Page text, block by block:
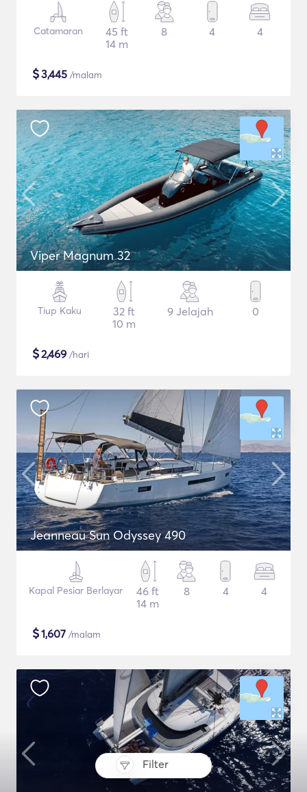
Filter
Catamaran
45 ft
14 m
8 4 4
$3,445 /malam
Viper Magnum 32
Tiup Kaku
32 ft
10 m
9 Jelajah 0
$2,469 /hari
Jeanneau Sun Odyssey 490
Kapal Pesiar Berlayar
46 ft
14 m
8 4 4
$1,607 /malam